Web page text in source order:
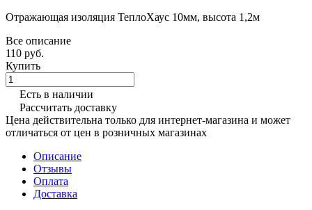
Отражающая изоляция ТеплоХаус 10мм, высота 1,2м
Все описание
110 руб.
Купить
Есть в наличии
Рассчитать доставку
Цена действительна только для интернет-магазина и может
отличаться от цен в розничных магазинах
Описание
Отзывы
Оплата
Доставка